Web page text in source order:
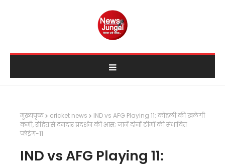
मुख्यपृष्ठ cricket news
IND vs AFG Playing 11: कोहली की खलेगी
कमी, रोहित से दमदार प्रदर्शन की आस; जानें दोनों टीमों की संभावित
प्लेइंग-11
IND vs AFG Playing 11: